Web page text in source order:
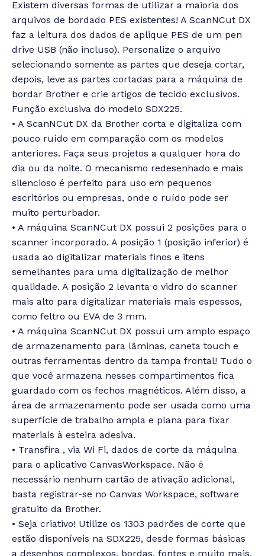
Existem diversas formas de utilizar a maioria dos
arquivos de bordado PES existentes! A ScanNCut DX
faz a leitura dos dados de aplique PES de um pen
drive USB (não incluso). Personalize o arquivo
selecionando somente as partes que deseja cortar,
depois, leve as partes cortadas para a máquina de
bordar Brother e crie artigos de tecido exclusivos.
Função exclusiva do modelo SDX225.
• A ScanNCut DX da Brother corta e digitaliza com
pouco ruído em comparação com os modelos
anteriores. Faça seus projetos a qualquer hora do
dia ou da noite. O mecanismo redesenhado e mais
silencioso é perfeito para uso em pequenos
escritórios ou empresas, onde o ruído pode ser
muito perturbador.
• A máquina ScanNCut DX possui 2 posições para o
scanner incorporado. A posição 1 (posição inferior) é
usada ao digitalizar materiais finos e itens
semelhantes para uma digitalização de melhor
qualidade. A posição 2 levanta o vidro do scanner
mais alto para digitalizar materiais mais espessos,
como feltro ou EVA de 3 mm.
• A máquina ScanNCut DX possui um amplo espaço
de armazenamento para lâminas, caneta touch e
outras ferramentas dentro da tampa frontal! Tudo o
que você armazena nesses compartimentos fica
guardado com os fechos magnéticos. Além disso, a
área de armazenamento pode ser usada como uma
superfície de trabalho ampla e plana para fixar
materiais à esteira adesiva.
• Transfira , via Wi Fi, dados de corte da máquina
para o aplicativo CanvasWorkspace. Não é
necessário nenhum cartão de ativação adicional,
basta registrar-se no Canvas Workspace, software
gratuito da Brother.
• Seja criativo! Utilize os 1303 padrões de corte que
estão disponíveis na SDX225, desde formas básicas
a desenhos complexos, bordas, fontes e muito mais.